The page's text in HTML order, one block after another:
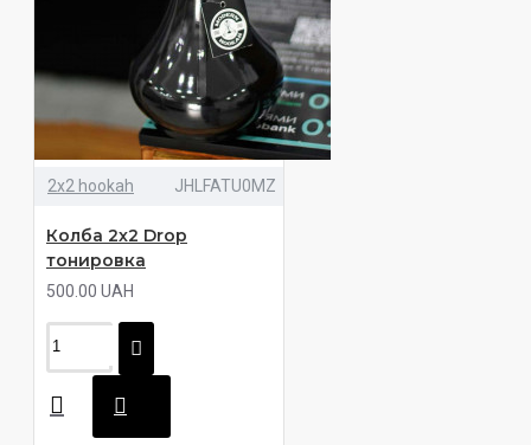
2х2 hookah JHLFATU0MZ
Колба 2х2 Drop
тонировка
500.00 UAH